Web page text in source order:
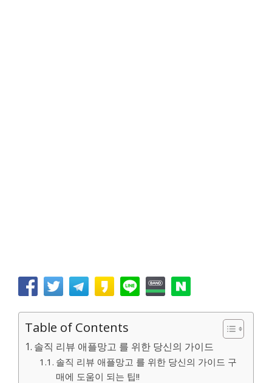
Table of Contents
솔직 리뷰 애플망고 를 위한 당신의 가이드
솔직 리뷰 애플망고 를 위한 당신의 가이드 구
매에 도움이 되는 팁!!